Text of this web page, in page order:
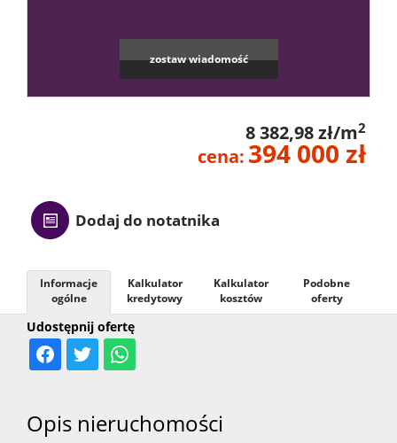
zostaw wiadomość
8 382,98 zł/m2
cena: 394 000 zł
Dodaj do notatnika
Udostępnij ofertę
Informacje
ogólne
Kalkulator
kredytowy
Kalkulator
kosztów
Podobne
oferty
Opis nieruchomości